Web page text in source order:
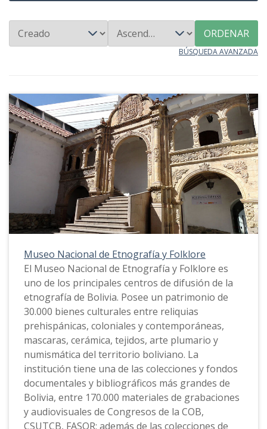
ORDENAR
BÚSQUEDA AVANZADA
Museo Nacional de Etnografía y Folklore
El Museo Nacional de Etnografía y Folklore es
uno de los principales centros de difusión de la
etnografía de Bolivia. Posee un patrimonio de
30.000 bienes culturales entre reliquias
prehispánicas, coloniales y contemporáneas,
mascaras, cerámica, tejidos, arte plumario y
numismática del territorio boliviano. La
institución tiene una de las colecciones y fondos
documentales y bibliográficos más grandes de
Bolivia, entre 170.000 materiales de grabaciones
y audiovisuales de Congresos de la COB,
CSUTCB, FASOR; además de las colecciones de